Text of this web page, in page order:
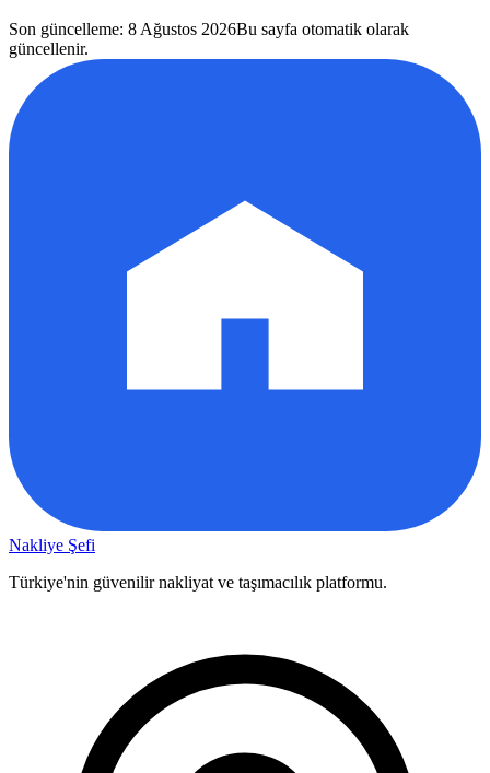
Son güncelleme: 8 Ağustos 2026Bu sayfa otomatik olarak
güncellenir.
Nakliye Şefi
Türkiye'nin güvenilir nakliyat ve taşımacılık platformu.